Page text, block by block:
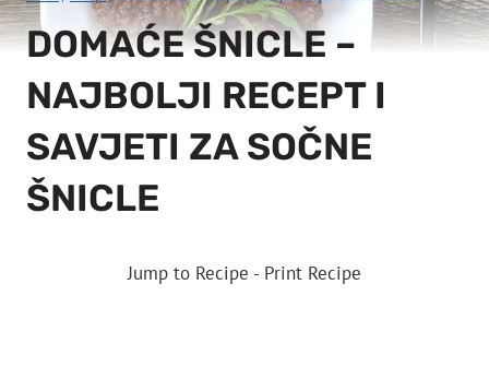
DOMAĆE ŠNICLE –
NAJBOLJI RECEPT I
SAVJETI ZA SOČNE
ŠNICLE
Jump to Recipe - Print Recipe